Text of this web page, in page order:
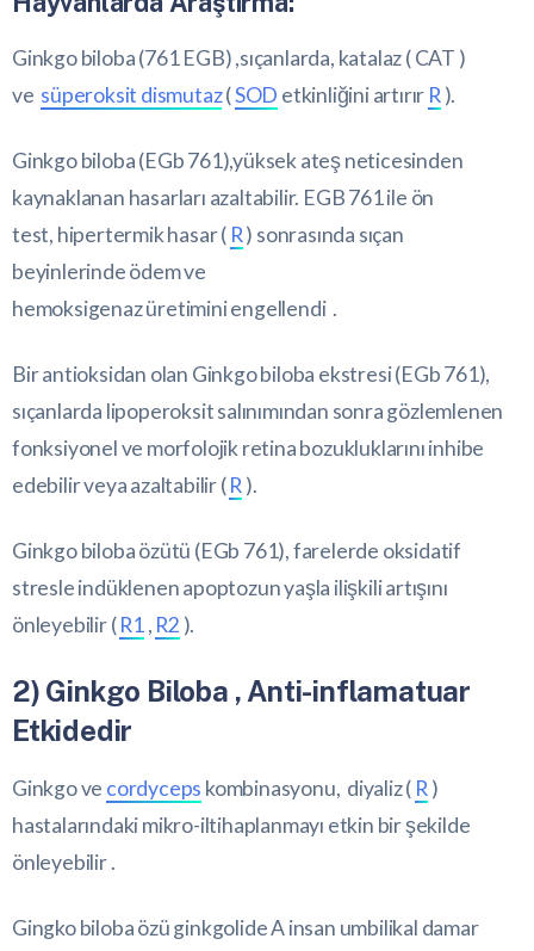
Ginkgo biloba (761 EGB) ,sıçanlarda, katalaz ( CAT )
ve süperoksit dismutaz(SOD etkinliğini artırır R ).
Ginkgo biloba (EGb 761),yüksek ateş neticesinden
kaynaklanan hasarları azaltabilir. EGB 761 ile ön
test, hipertermik hasar ( R) sonrasında sıçan
beyinlerinde ödem ve
hemoksigenaz üretimini engellendi .
Bir antioksidan olan Ginkgo biloba ekstresi (EGb 761),
sıçanlarda lipoperoksit salınımından sonra gözlemlenen
fonksiyonel ve morfolojik retina bozukluklarını inhibe
edebilir veya azaltabilir (R ).
Ginkgo biloba özütü (EGb 761), farelerde oksidatif
stresle indüklenen apoptozun yaşla ilişkili artışını
önleyebilir (R1, R2 ).
2) Ginkgo Biloba , Anti-inflamatuar
Etkidedir
Ginkgo ve cordyceps kombinasyonu, diyaliz ( R )
hastalarındaki mikro-iltihaplanmayı etkin bir şekilde
önleyebilir .
Gingko biloba özü ginkgolide A insan umbilikal damar